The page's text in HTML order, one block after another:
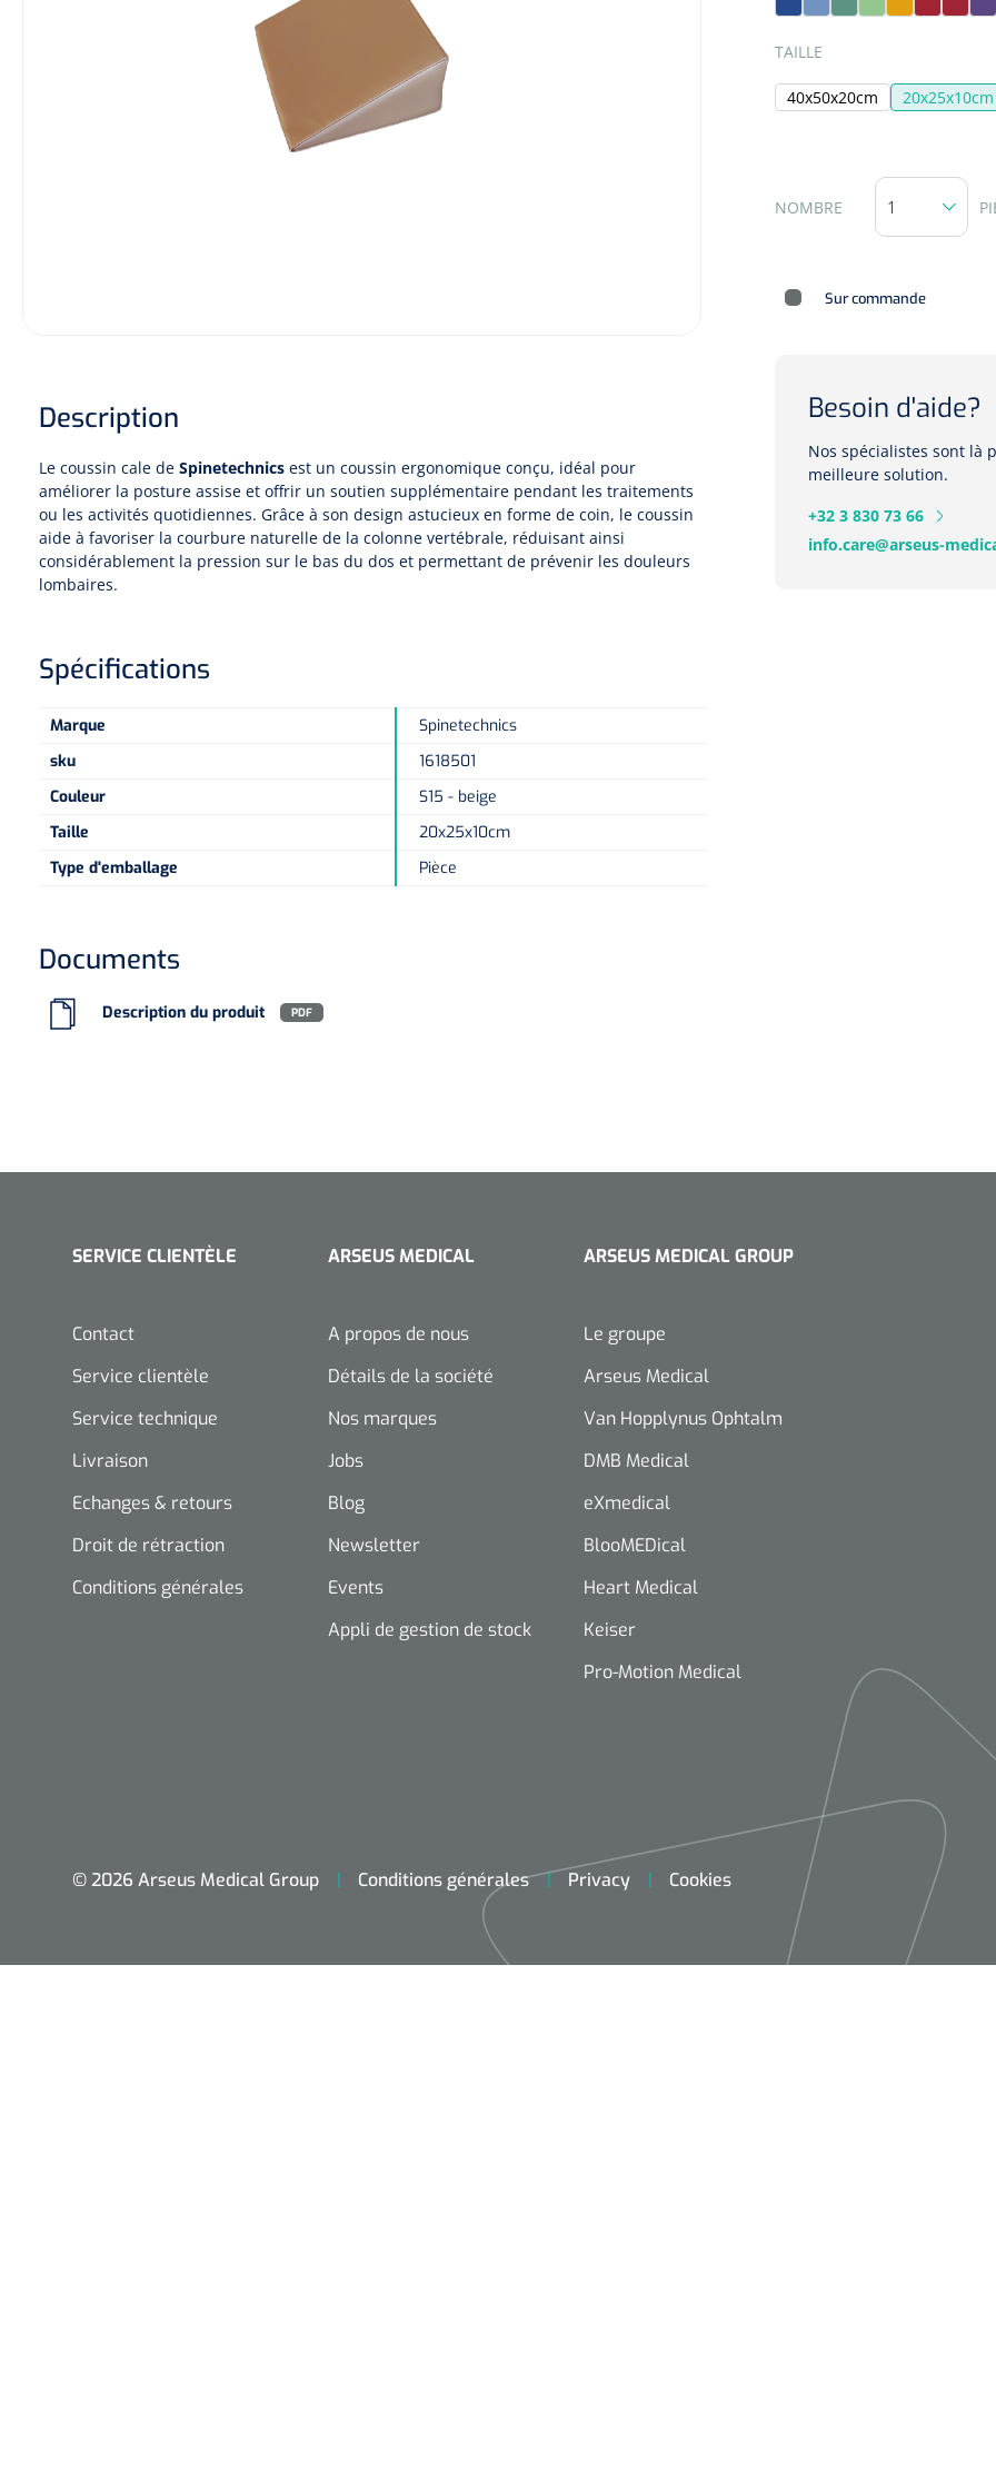
Hygiène & Désinfection
Soins d'incontinence
Matériel d'injection
Description
Le coussin cale de Spinetechnics est un coussin ergonomique conçu, idéal pour
améliorer la posture assise et offrir un soutien supplémentaire pendant les traitements
ou les activités quotidiennes. Grâce à son design astucieux en forme de coin, le coussin
aide à favoriser la courbure naturelle de la colonne vertébrale, réduisant ainsi
considérablement la pression sur le bas du dos et permettant de prévenir les douleurs
lombaires.
Spécifications
Marque
Spinetechnics
sku
1618501
Couleur
S15 - beige
Taille
20x25x10cm
Type d'emballage
Pièce
Documents
Description du produit PDF
S01 - bleu
S02 - bleu clair
S03 - vert
S04 - vert clair
S05 - ocre
S06 -S07 -
SELECTEER
TAILLE
40x50x20cm 20x25x10cm
NOMBRE
Sur commande
Besoin d'aide?
Nos spécialistes sont là
meilleure solution.
+32 3 830 73 66
info.care@arseus-
SERVICE CLIENTÈLE
Contact
Service clientèle
Service technique
Livraison
Echanges & retours
Droit de rétraction
Conditions générales
ARSEUS MEDICAL
A propos de nous
Détails de la société
Nos marques
Jobs
Blog
Newsletter
Events
Appli de gestion de stock
ARSEUS MEDICAL GROUP
Le groupe
Arseus Medical
Van Hopplynus Ophtalm
DMB Medical
eXmedical
BlooMEDical
Heart Medical
Keiser
Pro-Motion Medical
© 2026 Arseus Medical Group Conditions générales Privacy Cookies